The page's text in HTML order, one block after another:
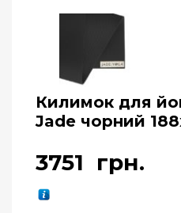
Килимок для
Jade чорний
3751 грн.